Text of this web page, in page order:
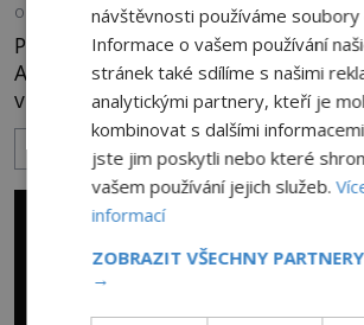
OD ANDREA ŠULCOVÁ 22.7.2026 3.5TIS
Prostorná studovna židovského
Abrahama z Wormsu je
vzácnými spisy. Vousatý učenec
před sebou má rozložený jeden z
magických textů. Jde o Abramelinův grimoár, který
sám sepsal. Skutečně do něj
kouzla, jak si někteří myslí, nebo
ZOBRAZIT VÍCE
návštěvnosti používáme soubory
Informace o vašem používání
stránek také sdílíme s našimi
analytickými partnery, kteří je
kombinovat s dalšími
jste jim poskytli nebo které
vašem používání jejich služeb.
informací
ZOBRAZIT VŠECHNY PARTNERY
→